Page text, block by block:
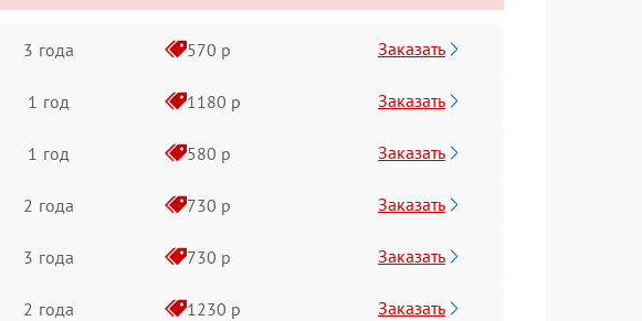
3 года 570 р Заказать
1 год 1180 р Заказать
1 год 580 р Заказать
2 года 730 р Заказать
3 года 730 р Заказать
2 года 1230 р Заказать